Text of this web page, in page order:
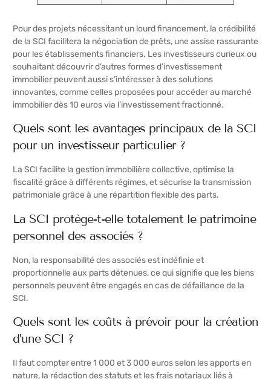
Pour des projets nécessitant un lourd financement, la crédibilité
de la SCI facilitera la négociation de prêts, une assise rassurante
pour les établissements financiers. Les investisseurs curieux ou
souhaitant découvrir d’autres formes d’investissement
immobilier peuvent aussi s’intéresser à des solutions
innovantes, comme celles proposées pour accéder au marché
immobilier dès 10 euros via l’investissement fractionné.
Quels sont les avantages principaux de la SCI
pour un investisseur particulier ?
La SCI facilite la gestion immobilière collective, optimise la
fiscalité grâce à différents régimes, et sécurise la transmission
patrimoniale grâce à une répartition flexible des parts.
La SCI protège-t-elle totalement le patrimoine
personnel des associés ?
Non, la responsabilité des associés est indéfinie et
proportionnelle aux parts détenues, ce qui signifie que les biens
personnels peuvent être engagés en cas de défaillance de la
SCI.
Quels sont les coûts à prévoir pour la création
d’une SCI ?
Il faut compter entre 1 000 et 3 000 euros selon les apports en
nature, la rédaction des statuts et les frais notariaux liés à